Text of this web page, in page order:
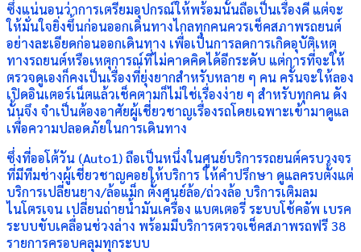
ซึ่งแน่นอนว่าการเตรียมอุปกรณ์ให้พร้อมนั้นถือเป็นเรื่องดี แต่จะ
ให้มั่นใจยิ่งขึ้นก่อนออกเดินทางไกลทุกคนควรเช็คสภาพรถยนต์
อย่างละเอียดก่อนออกเดินทาง เพื่อเป็นการลดการเกิดอุบัติเหตุ
ทางรถยนต์หรือเหตุการณ์ที่ไม่คาดคิดได้อีกระดับ แต่การที่จะให้
ตรวจดูเองก็คงเป็นเรื่องที่ยุ่งยากสำหรับหลาย ๆ คน ครั้นจะให้ลอง
เปิดอินเตอร์เน็ตแล้วเช็คตามก็ไม่ใช่เรื่องง่าย ๆ สำหรับทุกคน ดัง
นั้นจึง จำเป็นต้องอาศัยผู้เชี่ยวชาญเรื่องรถโดยเฉพาะเข้ามาดูแล
เพื่อความปลอดภัยในการเดินทาง
ซึ่งที่ออโต้วัน (Auto1) ถือเป็นหนึ่งในศูนย์บริการรถยนต์ครบวงจร
ที่มีทีมช่างผู้เชี่ยวชาญคอยให้บริการ ให้คำปรึกษา ดูแลครบตั้งแต่
บริการเปลี่ยนยาง/ล้อแม็ก ตั้งศูนย์ล้อ/ถ่วงล้อ บริการเติมลม
ไนโตรเจน เปลี่ยนถ่ายน้ำมันเครื่อง แบตเตอรี่ ระบบโช้คอัพ เบรค
ระบบขับเคลื่อนช่วงล่าง พร้อมมีบริการตรวจเช็คสภาพรถฟรี 38
รายการครอบคลุมทุกระบบ